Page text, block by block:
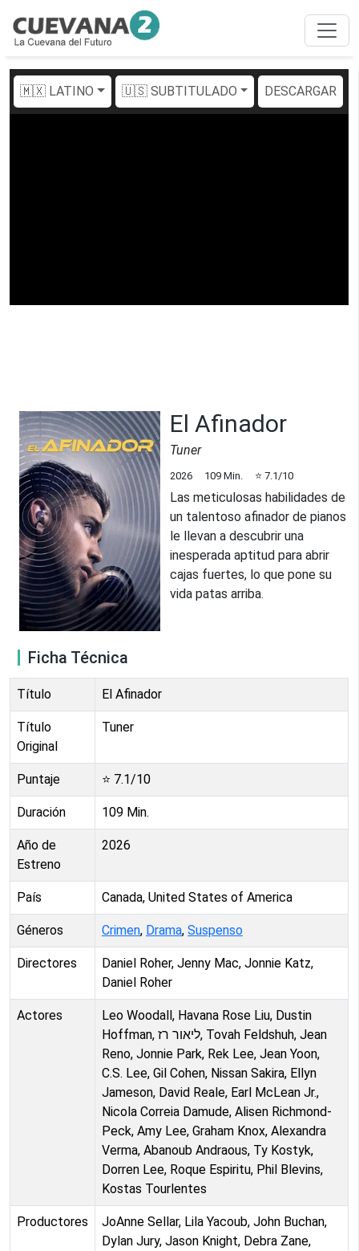
🇲🇽 LATINO 🇺🇸 SUBTITULADO DESCARGAR
El Afinador
Tuner
2026 109 Min. ⭐ 7.1 /10
Las meticulosas habilidades de
un talentoso afinador de pianos
le llevan a descubrir una
inesperada aptitud para abrir
cajas fuertes, lo que pone su
vida patas arriba.
Ficha Técnica
Título El Afinador
Título
Original
Tuner
Puntaje ⭐ 7.1/10
Duración 109 Min.
Año de
Estreno
2026
País Canada, United States of America
Géneros Crimen, Drama, Suspenso
Directores
Daniel Roher, Jenny Mac, Jonnie Katz,
Daniel Roher
Actores
Leo Woodall, Havana Rose Liu, Dustin
Hoffman, ליאור רז, Tovah Feldshuh, Jean
Reno, Jonnie Park, Rek Lee, Jean Yoon,
C.S. Lee, Gil Cohen, Nissan Sakira, Ellyn
Jameson, David Reale, Earl McLean Jr.,
Nicola Correia Damude, Alisen Richmond-
Peck, Amy Lee, Graham Knox, Alexandra
Verma, Abanoub Andraous, Ty Kostyk,
Dorren Lee, Roque Espiritu, Phil Blevins,
Kostas Tourlentes
Productores
JoAnne Sellar, Lila Yacoub, John Buchan,
Dylan Jury, Jason Knight, Debra Zane,